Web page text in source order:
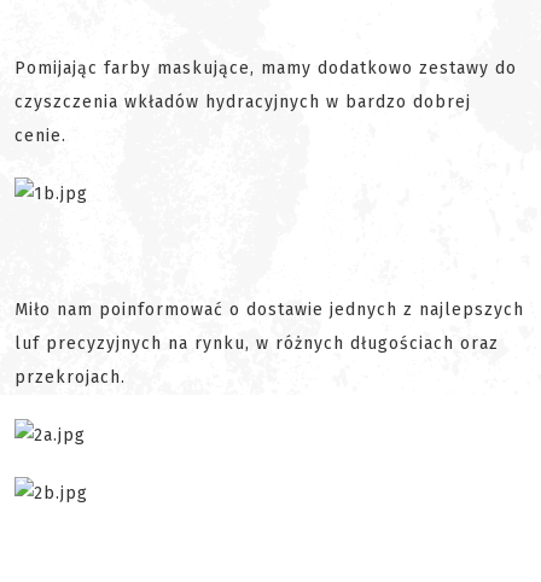
Pomijając farby maskujące, mamy dodatkowo zestawy do
czyszczenia wkładów hydracyjnych w bardzo dobrej
cenie.
Miło nam poinformować o dostawie jednych z najlepszych
luf precyzyjnych na rynku, w różnych długościach oraz
przekrojach.